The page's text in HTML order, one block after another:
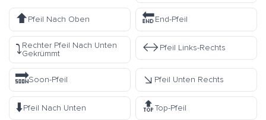
⬆️Pfeil Nach Oben 🔚End-Pfeil
⤵️Rechter Pfeil Nach Unten
Gekrümmt
↔️ Pfeil Links-Rechts
🔜Soon-Pfeil ↘️ Pfeil Unten Rechts
⬇️Pfeil Nach Unten 🔝Top-Pfeil